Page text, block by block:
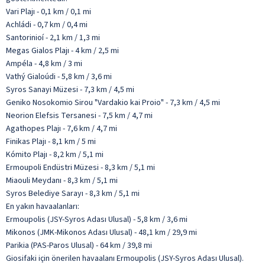
Vari Plajı - 0,1 km / 0,1 mi
Achládi - 0,7 km / 0,4 mi
Santorinioí - 2,1 km / 1,3 mi
Megas Gialos Plajı - 4 km / 2,5 mi
Ampéla - 4,8 km / 3 mi
Vathý Gialoúdi - 5,8 km / 3,6 mi
Syros Sanayi Müzesi - 7,3 km / 4,5 mi
Geniko Nosokomio Sirou "Vardakio kai Proio" - 7,3 km / 4,5 mi
Neorion Elefsis Tersanesi - 7,5 km / 4,7 mi
Agathopes Plajı - 7,6 km / 4,7 mi
Finikas Plajı - 8,1 km / 5 mi
Kómito Plajı - 8,2 km / 5,1 mi
Ermoupoli Endüstri Müzesi - 8,3 km / 5,1 mi
Miaouli Meydanı - 8,3 km / 5,1 mi
Syros Belediye Sarayı - 8,3 km / 5,1 mi
En yakın havaalanları:
Ermoupolis (JSY-Syros Adası Ulusal) - 5,8 km / 3,6 mi
Mikonos (JMK-Mikonos Adası Ulusal) - 48,1 km / 29,9 mi
Parikia (PAS-Paros Ulusal) - 64 km / 39,8 mi
Giosifaki için önerilen havaalanı Ermoupolis (JSY-Syros Adası Ulusal).